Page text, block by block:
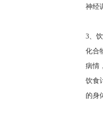
神经
3、
化合
病情
饮食
的身